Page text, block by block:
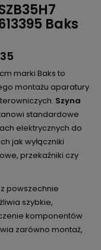
Baks
marki Baks to
montażu aparatury
Szyna
standardowe
elektrycznych do
jak wyłączniki
przekaźniki czy
powszechnie
szybkie,
komponentów
zarówno montaż,